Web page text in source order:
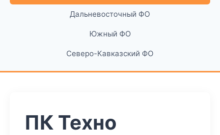
Дальневосточный ФО
Южный ФО
Северо-Кавказский ФО
ПК Техно